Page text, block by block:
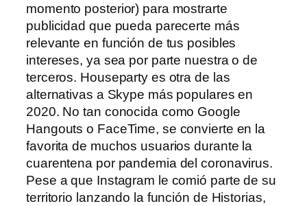
momento posterior) para mostrarte
publicidad que pueda parecerte más
relevante en función de tus posibles
intereses, ya sea por parte nuestra o de
terceros. Houseparty es otra de las
alternativas a Skype más populares en
2020. No tan conocida como Google
Hangouts o FaceTime, se convierte en la
favorita de muchos usuarios durante la
cuarentena por pandemia del coronavirus.
Pese a que Instagram le comió parte de su
territorio lanzando la función de Historias,